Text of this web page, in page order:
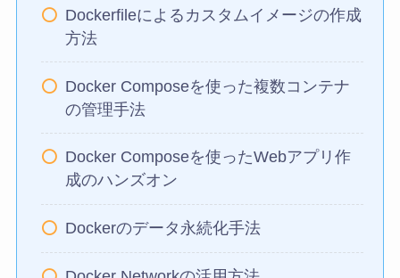
Dockerfileによるカスタムイメージの作成
方法
Docker Composeを使った複数コンテナ
の管理手法
Docker Composeを使ったWebアプリ作
成のハンズオン
Dockerのデータ永続化手法